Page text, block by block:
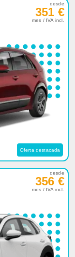
desde
351 €
mes / IVA incl.
Oferta destacada
desde
356 €
mes / IVA incl.